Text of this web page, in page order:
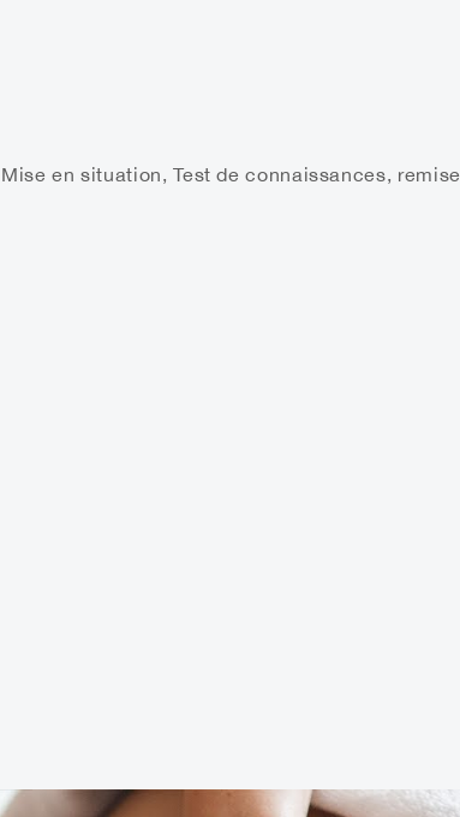
en situation, Test de connaissances, remise